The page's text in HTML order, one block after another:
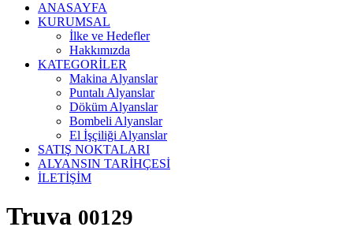
ANASAYFA
KURUMSAL
İlke ve Hedefler
Hakkımızda
KATEGORİLER
Makina Alyanslar
Puntalı Alyanslar
Döküm Alyanslar
Bombeli Alyanslar
El İşçiliği Alyanslar
SATIŞ NOKTALARI
ALYANSIN TARİHÇESİ
İLETİŞİM
Truva 00129